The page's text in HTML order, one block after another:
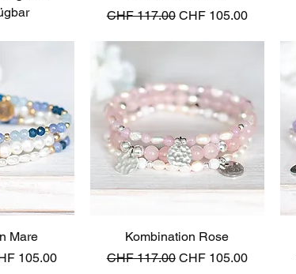
Standardpreis
CHF 117.00 Sale-Preis
CHF 105.00
Mare
Preis
105.00
Schnellansicht
Kombination Rose
Standardpreis
CHF 117.00 Sale-Preis
CHF 105.00